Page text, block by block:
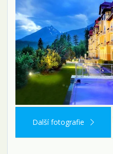
Další fotografie